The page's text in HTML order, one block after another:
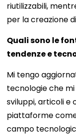
riutilizzabili,
per la creazione
Quali sono le
tendenze e
Mi tengo
tecnologie che
sviluppi, articoli e
piattaforme
campo